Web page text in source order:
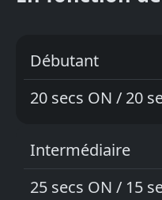
Débutant
20 secs ON / 20
Intermédiaire
25 secs ON / 15